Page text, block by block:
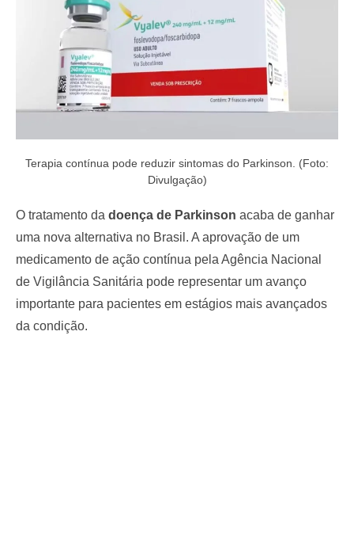
Terapia contínua pode reduzir sintomas do Parkinson. (Foto:
Divulgação)
O tratamento da doença de Parkinson acaba de ganhar
uma nova alternativa no Brasil. A aprovação de um
medicamento de ação contínua pela Agência Nacional
de Vigilância Sanitária pode representar um avanço
importante para pacientes em estágios mais avançados
da condição.